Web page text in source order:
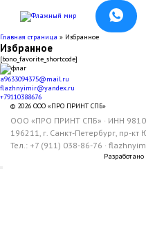
содержанию
Главная страница » Избранное
Избранное
[bono_favorite_shortcode]
a9633094375@mail.ru
flazhnyimir@yandex.ru
+79110388676
© 2026 ООО «ПРО ПРИНТ СПБ»
ООО «ПРО ПРИНТ СПБ» · ИНН
196211, г. Санкт-Петербург, пр-кт
Тел.: +7 (911) 038-86-76 ·
Разработано